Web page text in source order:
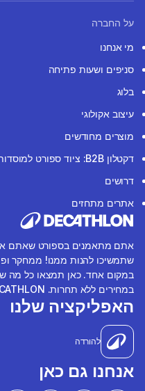
על החברה
מי אנחנו
סניפים ושעות פתיחה
בלוג
עיצוב אקולוגי
מוצרים מחודשים
דקטלון B2B: ציוד ספורט למוסדות
דרושים
אתרים מתחזים
אתם מתאמנים בספורט שאתם
שתמשיכו להנות ממנו! ממחקר
במקום אחד. כאן תמצאו כל מה
במחירים ללא תחרות. DECATHLON. עושים ספורט יחד!
האפליקציה שלנו
להורדה
אנחנו גם כאן